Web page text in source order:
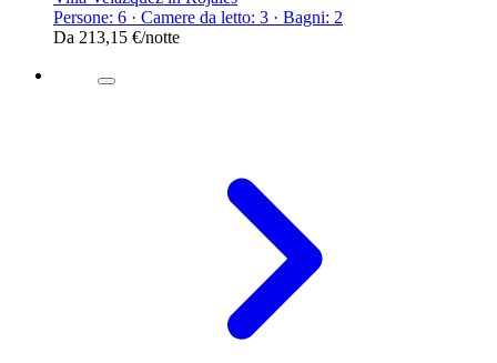
Persone: 6 · Camere da letto: 3 · Bagni: 2
Da 213,15 €/notte